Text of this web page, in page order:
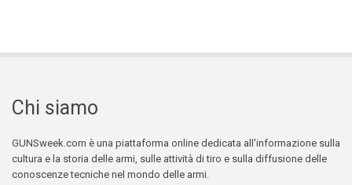
Chi siamo
GUNSweek.com è una piattaforma online dedicata all'informazione sulla
cultura e la storia delle armi, sulle attività di tiro e sulla diffusione delle
conoscenze tecniche nel mondo delle armi.